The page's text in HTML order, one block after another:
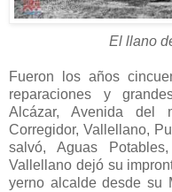
El llano
Fueron los años
reparaciones y
Alcázar, Avenida del
Corregidor, Vallellano,
salvó, Aguas
Vallellano dejó su
yerno alcalde desde su